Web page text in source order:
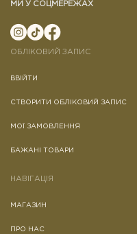
МИ У СОЦМЕРЕЖАХ
ОБЛІКОВИЙ ЗАПИС
ВВІЙТИ
СТВОРИТИ ОБЛІКОВИЙ ЗАПИС
МОЇ ЗАМОВЛЕННЯ
БАЖАНІ ТОВАРИ
НАВІГАЦІЯ
МАГАЗИН
ПРО НАС